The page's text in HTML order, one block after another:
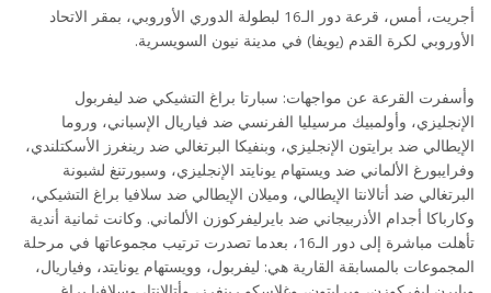
أجريت، أمس، قرعة دور الـ16 لبطولة الدوري الأوروبي، بمقر الاتحاد
الأوروبي لكرة القدم (يويفا) في مدينة نيون السويسرية.
وأسفرت القرعة عن مواجهات: سبارتا براغ التشيكي ضد ليفربول
الإنجليزي، وأولمبيك مرسيليا الفرنسي ضد فياريال الإسباني، وروما
الإيطالي ضد برايتون الإنجليزي، وبنفيكا البرتغالي ضد رينغرز الأسكتلندي،
وفرايبورغ الألماني ضد ويستهام يونايتد الإنجليزي، وسبورتنغ لشبونة
البرتغالي ضد أتالانتا الإيطالي، وميلان الإيطالي ضد سلافيا براغ التشيكي،
وكارباكا أجدام الأذربيجاني ضد بايرليفركوزن الألماني. وكانت ثمانية أندية
تأهلت مباشرة إلى دور الـ16، بعدما تصدرت ترتيب مجموعاتها في مرحلة
المجموعات بالمسابقة القارية هي: ليفربول، وويستهام يونايتد، وفياريال،